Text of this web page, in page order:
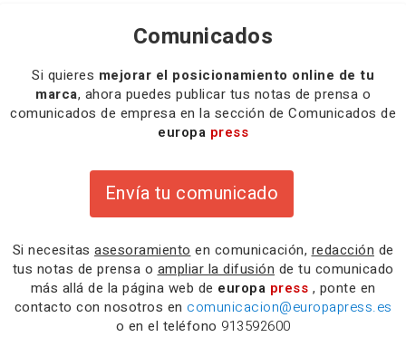
Comunicados
Si quieres mejorar el posicionamiento online de tu
marca, ahora puedes publicar tus notas de prensa o
comunicados de empresa en la sección de Comunicados de
europa press
Envía tu comunicado
Si necesitas asesoramiento en comunicación, redacción de
tus notas de prensa o ampliar la difusión de tu comunicado
más allá de la página web de europa press , ponte en
contacto con nosotros en comunicacion@europapress.es
o en el teléfono 913592600